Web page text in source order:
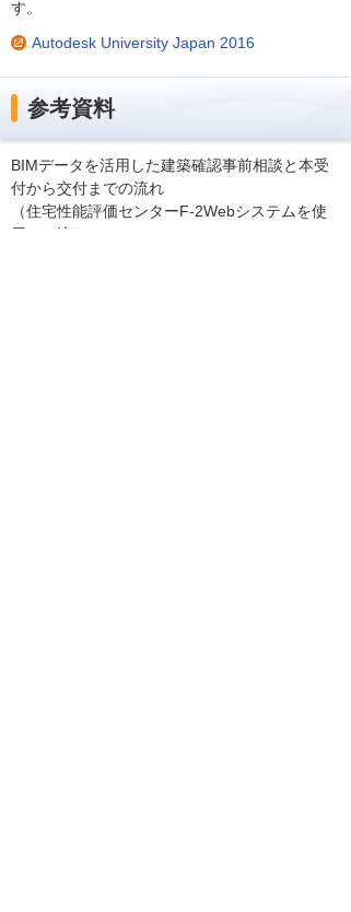
す。
Autodesk University Japan 2016
参考資料
BIMデータを活用した建築確認事前相談と本受
付から交付までの流れ
（住宅性能評価センターF-2Webシステムを使
用した流れ）